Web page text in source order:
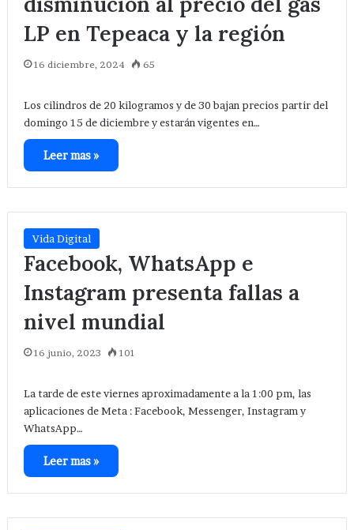
LP en Tepeaca y la región
16 diciembre, 2024 65
Los cilindros de 20 kilogramos y de 30 bajan precios partir del
domingo 15 de diciembre y estarán vigentes en…
Leer mas »
Vida Digital
Facebook, WhatsApp e
Instagram presenta fallas a
nivel mundial
16 junio, 2023 101
La tarde de este viernes aproximadamente a la 1:00 pm, las
aplicaciones de Meta : Facebook, Messenger, Instagram y
WhatsApp…
Leer mas »